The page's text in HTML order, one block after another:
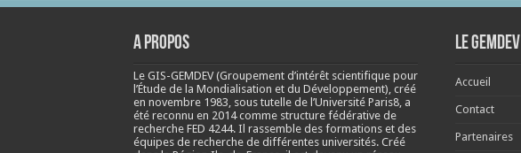
A propos
Le GIS-GEMDEV (Groupement d’intérêt scientifique pour
l’Étude de la Mondialisation et du Développement), créé
en novembre 1983, sous tutelle de l’Université Paris8, a
été reconnu en 2014 comme structure fédérative de
recherche FED 4244. Il rassemble des formations et des
équipes de recherche de différentes universités. Créé
Le Gemdev
Accueil
Contact
Partenaires